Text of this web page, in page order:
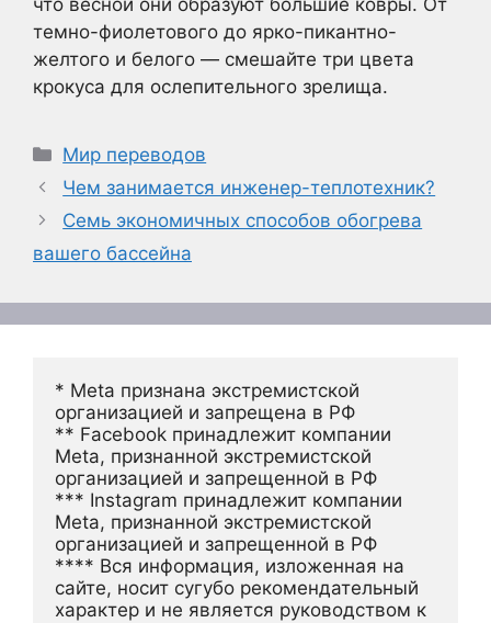
что весной они образуют большие ковры. От
темно-фиолетового до ярко-пикантно-
желтого и белого — смешайте три цвета
крокуса для ослепительного зрелища.
Рубрики
Мир переводов
Чем занимается инженер-теплотехник?
Семь экономичных способов обогрева
вашего бассейна
* Meta признана экстремистской
организацией и запрещена в РФ
** Facebook принадлежит компании
Meta, признанной экстремистской
организацией и запрещенной в РФ
*** Instagram принадлежит компании
Meta, признанной экстремистской
организацией и запрещенной в РФ
**** Вся информация, изложенная на
сайте, носит сугубо рекомендательный
характер и не является руководством к